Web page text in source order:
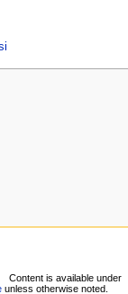
Content is available under
unless otherwise noted.